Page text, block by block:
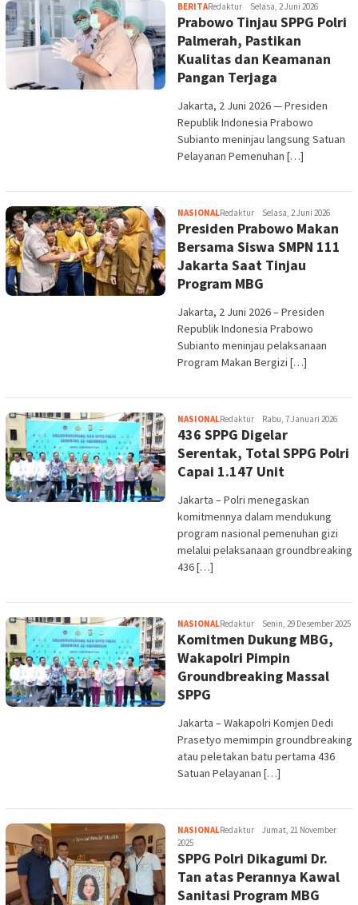
BERITARedaktur Selasa, 2 Juni 2026
Prabowo Tinjau SPPG Polri
Palmerah, Pastikan
Kualitas dan Keamanan
Pangan Terjaga
Jakarta, 2 Juni 2026 — Presiden
Republik Indonesia Prabowo
Subianto meninjau langsung Satuan
Pelayanan Pemenuhan […]
NASIONALRedaktur Selasa, 2 Juni 2026
Presiden Prabowo Makan
Bersama Siswa SMPN 111
Jakarta Saat Tinjau
Program MBG
Jakarta, 2 Juni 2026 – Presiden
Republik Indonesia Prabowo
Subianto meninjau pelaksanaan
Program Makan Bergizi […]
NASIONALRedaktur Rabu, 7 Januari 2026
436 SPPG Digelar
Serentak, Total SPPG Polri
Capai 1.147 Unit
Jakarta – Polri menegaskan
komitmennya dalam mendukung
program nasional pemenuhan gizi
melalui pelaksanaan groundbreaking
436 […]
NASIONALRedaktur Senin, 29 Desember 2025
Komitmen Dukung MBG,
Wakapolri Pimpin
Groundbreaking Massal
SPPG
Jakarta – Wakapolri Komjen Dedi
Prasetyo memimpin groundbreaking
atau peletakan batu pertama 436
Satuan Pelayanan […]
NASIONALRedaktur
Jumat, 21 November
2025
SPPG Polri Dikagumi Dr.
Tan atas Perannya Kawal
Sanitasi Program MBG